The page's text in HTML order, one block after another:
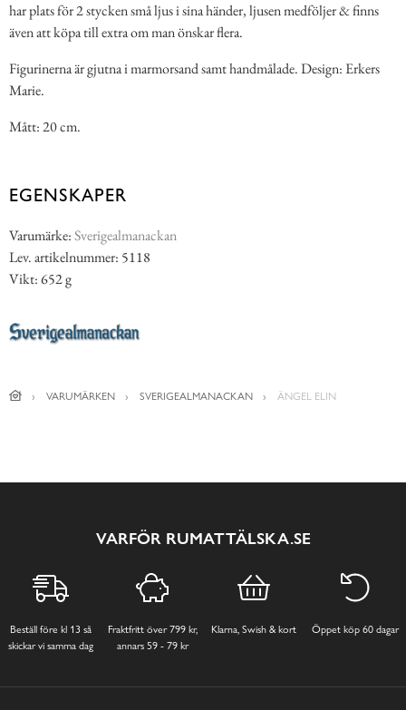
har plats för 2 stycken små ljus i sina händer, ljusen medföljer & finns
även att köpa till extra om man önskar flera.
Figurinerna är gjutna i marmorsand samt handmålade. Design: Erkers
Marie.
Mått: 20 cm.
EGENSKAPER
Varumärke:Sverigealmanackan
Lev. artikelnummer: 5118
Vikt: 652 g
VARUMÄRKEN SVERIGEALMANACKAN ÄNGEL ELIN
VARFÖR RUMATTÄLSKA.SE
Beställ före kl 13 så
skickar vi samma dag
Fraktfritt över 799 kr,
annars 59 - 79 kr
Klarna, Swish & kort Öppet köp 60 dagar